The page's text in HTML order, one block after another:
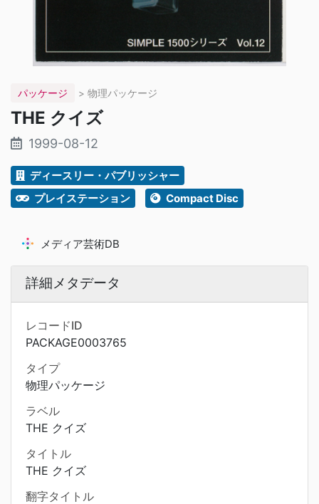
パッケージ > 物理パッケージ
THE クイズ
1999-08-12
ディースリー・パブリッシャー
プレイステーション
Compact Disc
メディア芸術DB
詳細メタデータ
レコードID
PACKAGE0003765
タイプ
物理パッケージ
ラベル
THE クイズ
タイトル
THE クイズ
翻字タイトル